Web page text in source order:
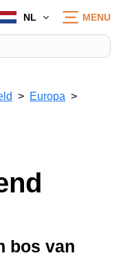
NL MENU
Europa
bos van